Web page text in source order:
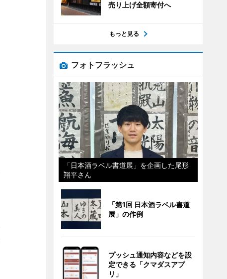
売り上げ全額寄付へ
もっと見る
フォトフラッシュ
「日本酒ラベル書道展」を企画した尾形
翔平さん
「第1回 日本酒ラベル書道
展」の作例
プッシュ通知内容などを設
定できる「クマダスアプ
リ」